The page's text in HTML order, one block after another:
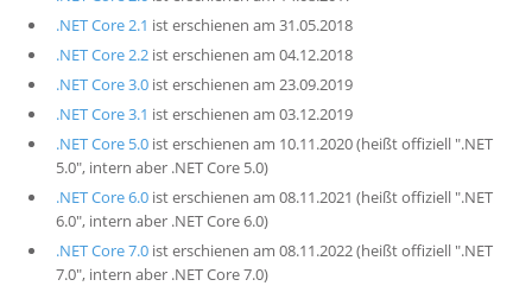
.NET Core 2.1 ist erschienen am 31.05.2018
.NET Core 2.2ist erschienen am 04.12.2018
.NET Core 3.0ist erschienen am 23.09.2019
.NET Core 3.1 ist erschienen am 03.12.2019
.NET Core 5.0ist erschienen am 10.11.2020 (heißt offiziell ".NET
5.0", intern aber .NET Core 5.0)
.NET Core 6.0ist erschienen am 08.11.2021 (heißt offiziell ".NET
6.0", intern aber .NET Core 6.0)
.NET Core 7.0ist erschienen am 08.11.2022 (heißt offiziell ".NET
7.0", intern aber .NET Core 7.0)